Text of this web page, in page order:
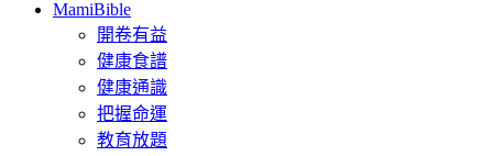
MamiBible
開卷有益
健康食譜
健康通識
把握命運
教育放題